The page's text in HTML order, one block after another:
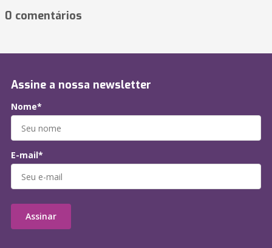
0 comentários
Assine a nossa newsletter
Nome*
E-mail*
Assinar